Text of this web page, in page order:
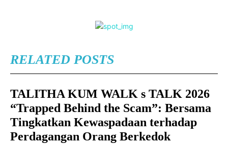
RELATED POSTS
TALITHA KUM WALK s TALK 2026
“Trapped Behind the Scam”: Bersama
Tingkatkan Kewaspadaan terhadap
Perdagangan Orang Berkedok